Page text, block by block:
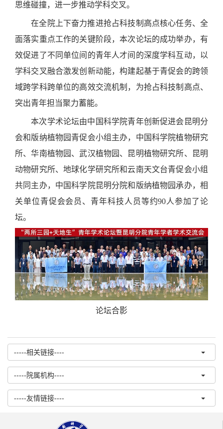
思维碰撞，进一步推动学科交叉。
在全院上下奋力推进抢占科技制高点核心任务、全
面落实重点工作的关键阶段，本次论坛的成功举办，有
效促进了不同单位间的青年人才间的深度学科互动，以
学科交叉融合激发创新动能，构建起基于青促会的跨领
域跨学科跨单位的高效交流机制，为抢占科技制高点、
突出青年担当聚力蓄能。
本次学术论坛由中国科学院青年创新促进会昆明分
会和版纳植物园青促会小组主办，中国科学院植物研究
所、华南植物园、武汉植物园、昆明植物研究所、昆明
动物研究所、地球化学研究所和云南天文台青促会小组
共同主办，中国科学院昆明分院和版纳植物园承办，相
关单位青促会会员、青年科技人员等约90人参加了论
坛。
论坛合影
-----相关链接----
-----院属机构----
-----友情链接----